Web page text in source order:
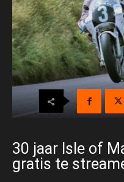
30 jaar Isle of
gratis te